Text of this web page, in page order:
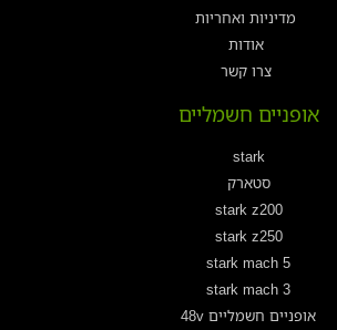
מדיניות ואחריות
אודות
צרו קשר
אופניים חשמליים
stark
סטארק
stark z200
stark z250
stark mach 5
stark mach 3
אופניים חשמליים 48v